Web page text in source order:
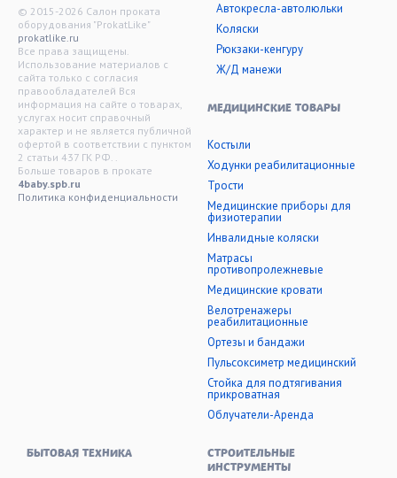
© 2015-2026 Салон проката
оборудования "ProkatLike"
prokatlike.ru
Все права защищены.
Использование материалов с
сайта только с согласия
правообладателей Вся
информация на сайте о товарах,
услугах носит справочный
характер и не является публичной
офертой в соответствии с пунктом
2 статьи 437 ГК РФ. .
Больше товаров в прокате
4baby.spb.ru
Политика конфиденциальности
Автокресла-автолюльки
Коляски
Рюкзаки-кенгуру
Ж/Д манежи
МЕДИЦИНСКИЕ ТОВАРЫ
Костыли
Ходунки реабилитационные
Трости
Медицинские приборы для
физиотерапии
Инвалидные коляски
Матрасы
противопролежневые
Медицинские кровати
Велотренажеры
реабилитационные
Ортезы и бандажи
Пульсоксиметр медицинский
Стойка для подтягивания
прикроватная
Облучатели-Аренда
БЫТОВАЯ ТЕХНИКА
СТРОИТЕЛЬНЫЕ
ИНСТРУМЕНТЫ